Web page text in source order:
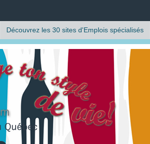
Découvrez les 30 sites d'Emplois spécialisés